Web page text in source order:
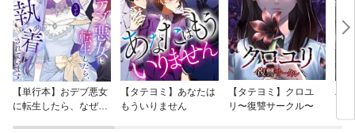
【単行本】おデブ悪女
に転生したら、なぜか
【タテヨミ】あなたは
もういりません
【タテヨミ】クロユ
リ〜復讐サークル〜
バ
今